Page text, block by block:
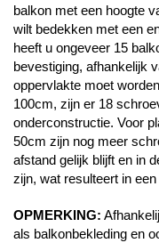
balkon met een hoogte
wilt bedekken met een
heeft u ongeveer 15
bevestiging, afhankelijk
oppervlakte moet
100cm, zijn er 18
onderconstructie. Voor
50cm zijn nog meer
afstand gelijk blijft en in
zijn, wat resulteert in
OPMERKING:
als balkonbekleding en